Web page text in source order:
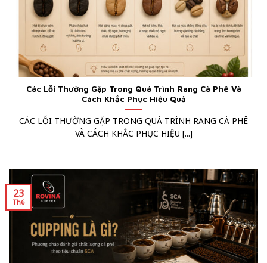
Các Lỗi Thường Gặp Trong Quá Trình Rang Cà Phê Và
Cách Khắc Phục Hiệu Quả
CÁC LỖI THƯỜNG GẶP TRONG QUÁ TRÌNH RANG CÀ PHÊ
VÀ CÁCH KHẮC PHỤC HIỆU [...]
23
Th6